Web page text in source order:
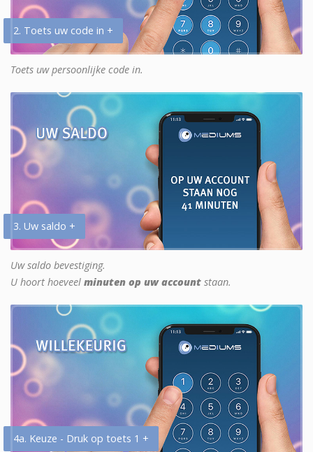
2. Toets uw code in +
Toets uw persoonlijke code in.
3. Uw saldo +
Uw saldo bevestiging.
U hoort hoeveel minuten op uw account staan.
4a. Keuze - Druk op toets 1 +